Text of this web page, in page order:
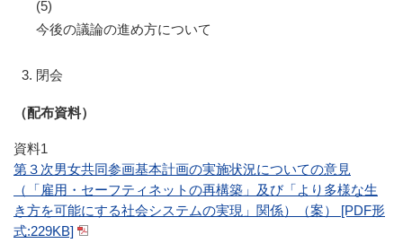
(5)
今後の議論の進め方について
閉会
（配布資料）
資料1
第３次男女共同参画基本計画の実施状況についての意見
（「雇用・セーフティネットの再構築」及び「より多様な生
き方を可能にする社会システムの実現」関係）（案） [PDF形
式:229KB]